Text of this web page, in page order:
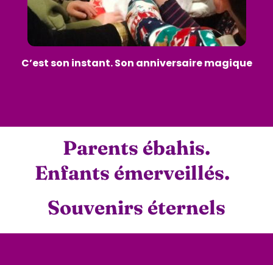
C’est son instant. Son anniversaire magique
Parents ébahis.
Enfants émerveillés.
Souvenirs éternels